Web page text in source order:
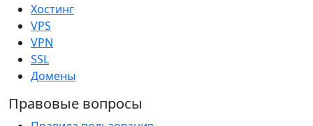
Хостинг
VPS
VPN
SSL
Домены
Правовые вопросы